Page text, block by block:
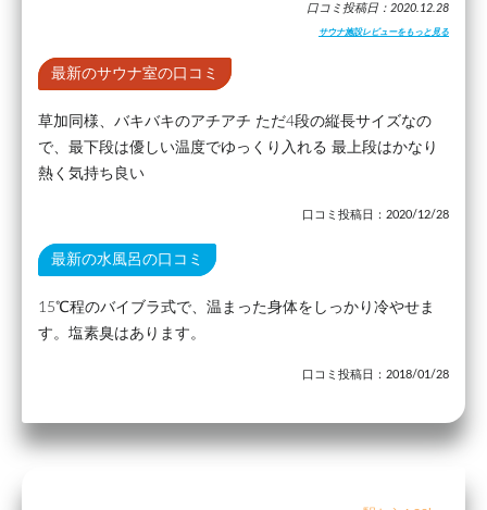
口コミ投稿日：2020.12.28
サウナ施設レビューをもっと見る
最新のサウナ室の口コミ
草加同様、バキバキのアチアチ ただ4段の縦長サイズなの
で、最下段は優しい温度でゆっくり入れる 最上段はかなり
熱く気持ち良い
口コミ投稿日：2020/12/28
最新の水風呂の口コミ
15℃程のバイブラ式で、温まった身体をしっかり冷やせま
す。塩素臭はあります。
口コミ投稿日：2018/01/28